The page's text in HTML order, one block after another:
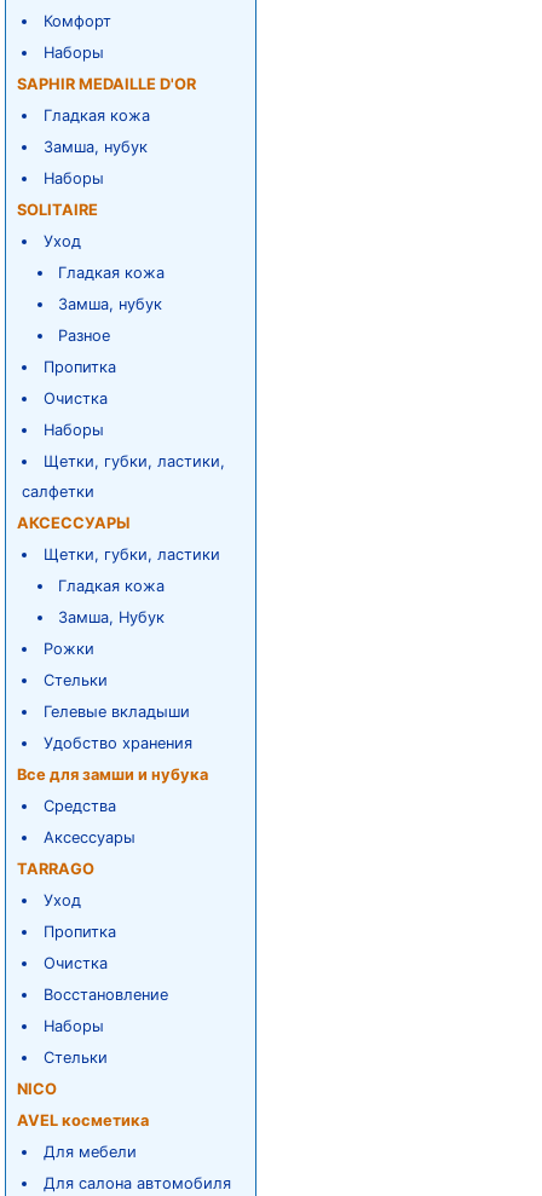
Комфорт
Наборы
SAPHIR MEDAILLE D'OR
Гладкая кожа
Замша, нубук
Наборы
SOLITAIRE
Уход
Гладкая кожа
Замша, нубук
Разное
Пропитка
Очистка
Наборы
Щетки, губки, ластики,
салфетки
АКСЕССУАРЫ
Щетки, губки, ластики
Гладкая кожа
Замша, Нубук
Рожки
Стельки
Гелевые вкладыши
Удобство хранения
Все для замши и нубука
Средства
Аксессуары
TARRAGO
Уход
Пропитка
Очистка
Восстановление
Наборы
Стельки
NICO
AVEL косметика
Для мебели
Для салона автомобиля